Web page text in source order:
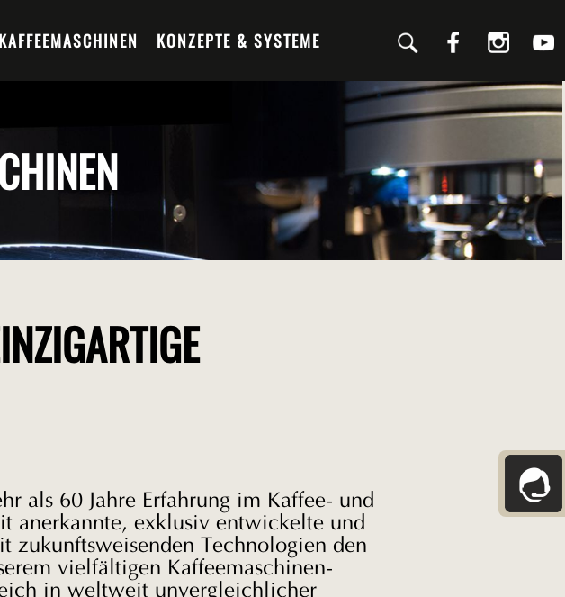
KAFFEEMASCHINEN KONZEPTE & SYSTEME
als 60 Jahre Erfahrung im Kaffee- und
anerkannte, exklusiv entwickelte und
zukunftsweisenden Technologien den
vielfältigen Kaffeemaschinen-
in weltweit unvergleichlicher